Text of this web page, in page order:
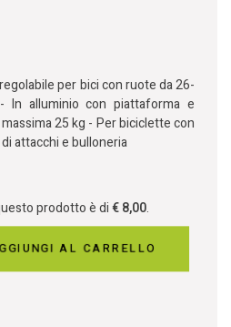
per bici con ruote da 26-
alluminio con piattaforma e
25 kg - Per biciclette con
attacchi e bulloneria
prodotto è di€8,00.
AL CARRELLO